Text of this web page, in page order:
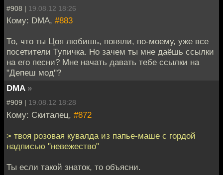
#908 | 19.08.12 18:26
Кому: DMA, #883
То, что ты Цоя любишь, поняли, по-моему, уже все
посетители Тупичка. Но зачем ты мне даёшь ссылки
на его песни? Мне начать давать тебе ссылки на
"Депеш мод"?
DMA »
#909 | 19.08.12 18:28
Кому: Скиталец, #872
> твоя розовая кувалда из папье-маше с гордой
надписью "невежество"
Ты если такой знаток, то объясни.